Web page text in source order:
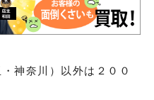
神奈川）以外は２００